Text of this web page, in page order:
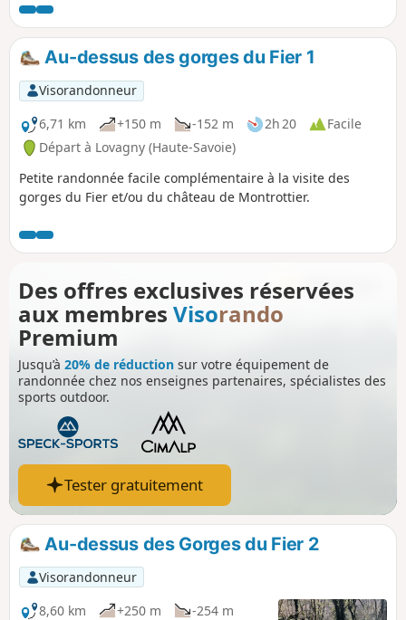
puis les berges du Fier, de la « Pierre
aux Fées » à une perte qui s'engouffre
sous la roche sur quelques mètres.
Au-dessus des gorges du Fier 1
Visorandonneur
6,71 km
+150 m -152 m 2h 20
Facile
Départ à Lovagny (Haute-Savoie)
Petite randonnée facile complémentaire à la visite des
gorges du Fier et/ou du château de Montrottier.
Des offres exclusives réservées
aux membres Visorando
Premium
Jusqu’à 20% de réduction sur votre équipement de
randonnée chez nos enseignes partenaires, spécialistes des
sports outdoor.
Tester gratuitement
Au-dessus des Gorges du Fier 2
Visorandonneur
8,60 km
+250 m
-254 m